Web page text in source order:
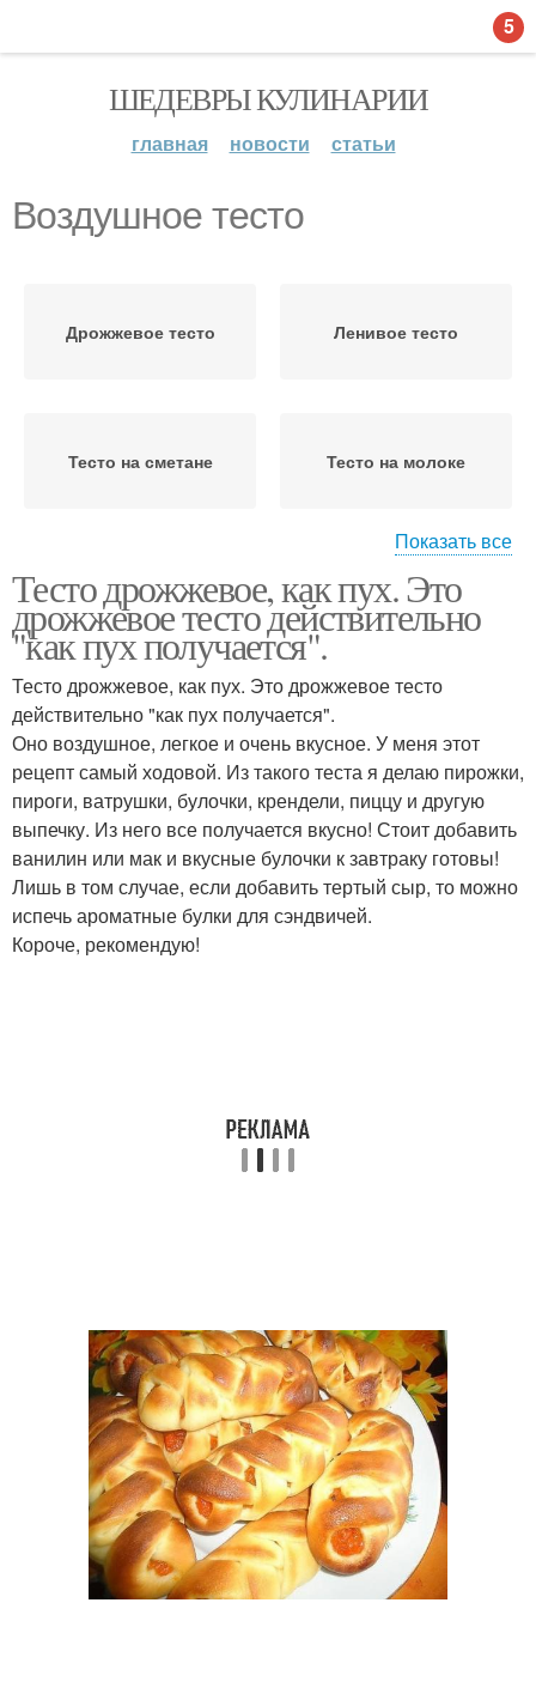
ШЕДЕВРЫ КУЛИНАРИИ
главная новости статьи
Воздушное тесто
Дрожжевое тесто Ленивое тесто
Тесто на сметане Тесто на молоке
Тесто на пирожки Тесто на воде
Пышное тесто Тесто для пирогов
Показать все
Тесто дрожжевое, как пух. Это
дрожжевое тесто действительно
"как пух получается".
Тесто дрожжевое, как пух. Это дрожжевое тесто
действительно "как пух получается".
Оно воздушное, легкое и очень вкусное. У меня этот
рецепт самый ходовой. Из такого теста я делаю пирожки,
пироги, ватрушки, булочки, крендели, пиццу и другую
выпечку. Из него все получается вкусно! Стоит добавить
ванилин или мак и вкусные булочки к завтраку готовы!
Лишь в том случае, если добавить тертый сыр, то можно
испечь ароматные булки для сэндвичей.
Короче, рекомендую!
5